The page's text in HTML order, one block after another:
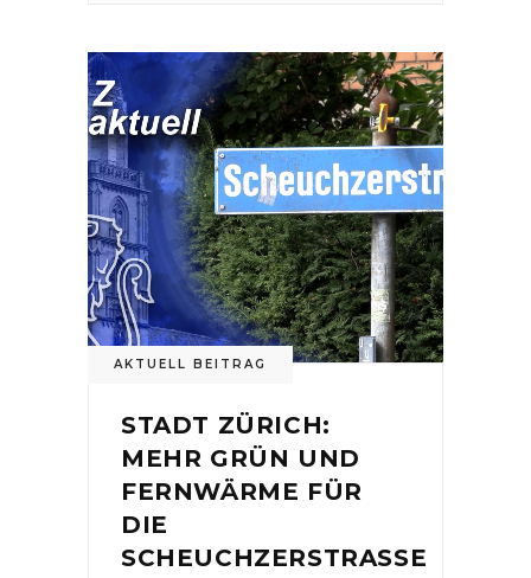
AKTUELL BEITRAG
STADT ZÜRICH:
MEHR GRÜN UND
FERNWÄRME FÜR
DIE
SCHEUCHZERSTRASSE